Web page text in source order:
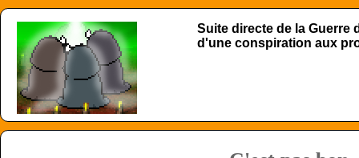
Suite directe de la Guerre
d'une conspiration aux